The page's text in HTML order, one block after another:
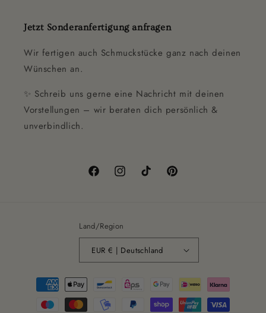
Jetzt Sonderanfertigung anfragen
Wir fertigen auch Schmuckstücke ganz nach deinen
Wünschen an.
✨ Schreib uns gerne eine Nachricht mit deinen
Vorstellungen – wir beraten dich persönlich &
unverbindlich.
FacebookInstagramTikTok Pinterest
Land/Region
EUR € | Deutschland
Zahlungsmethoden